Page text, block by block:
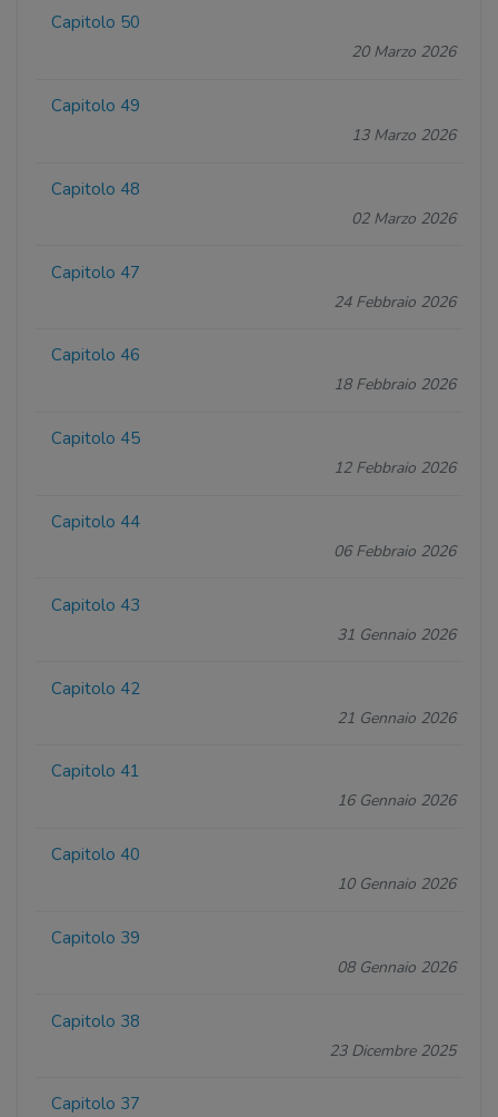
Capitolo 50
20 Marzo 2026
Capitolo 49
13 Marzo 2026
Capitolo 48
02 Marzo 2026
Capitolo 47
24 Febbraio 2026
Capitolo 46
18 Febbraio 2026
Capitolo 45
12 Febbraio 2026
Capitolo 44
06 Febbraio 2026
Capitolo 43
31 Gennaio 2026
Capitolo 42
21 Gennaio 2026
Capitolo 41
16 Gennaio 2026
Capitolo 40
10 Gennaio 2026
Capitolo 39
08 Gennaio 2026
Capitolo 38
23 Dicembre 2025
Capitolo 37